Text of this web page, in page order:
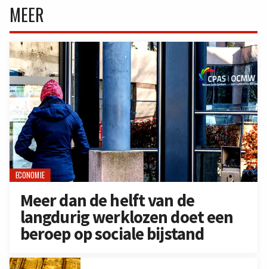
MEER
ECONOMIE
Meer dan de helft van de
langdurig werklozen doet een
beroep op sociale bijstand